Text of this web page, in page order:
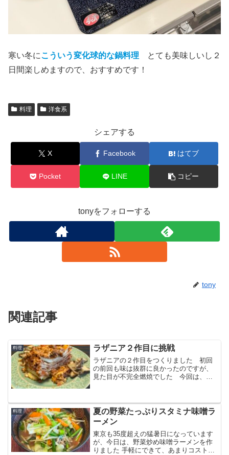
寒い冬にこういう変化球的な鍋料理 とても美味しいし２
日間楽しめますので、おすすめです！
料理 洋食系
シェアする
X Facebook はてブ
Pocket LINE コピー
tonyをフォローする
tony
関連記事
料理 ラザニア２作目に挑戦
ラザニアの２作目をつくりました 初回
の前回も味は抜群に良かったのですが、
見た目が不完全燃焼でした 今回は、ラ
目を実現できました！
料理
夏の野菜たっぷりスタミナ味噌ラ
ーメン
東京も35度超えの猛暑日になっています
が、今日は、野菜炒め味噌ラーメンを作
りました 手軽にできて、あまりコストが